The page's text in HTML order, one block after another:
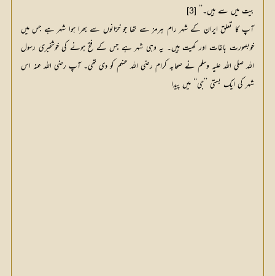
بیت میں سے ہیں۔‘‘
[3]
آپ کا تعلق ایران کے شہر رام ہرمز سے تھا جو خزانوں سے بھرا ہوا شہر ہے جس میں
خوبصورت باغات اور کھیت ہیں۔ یہ وہی شہر ہے جس کے فتح ہونے کی خوشخبری رسول
اللہ صلی اللہ علیہ وسلم نے صحابہ کرام رضی اللہ عنہم کو دی تھی۔ آپ رضی اللہ عنہ اس
شہر کی ایک بستی ’’جی‘‘ میں پیدا